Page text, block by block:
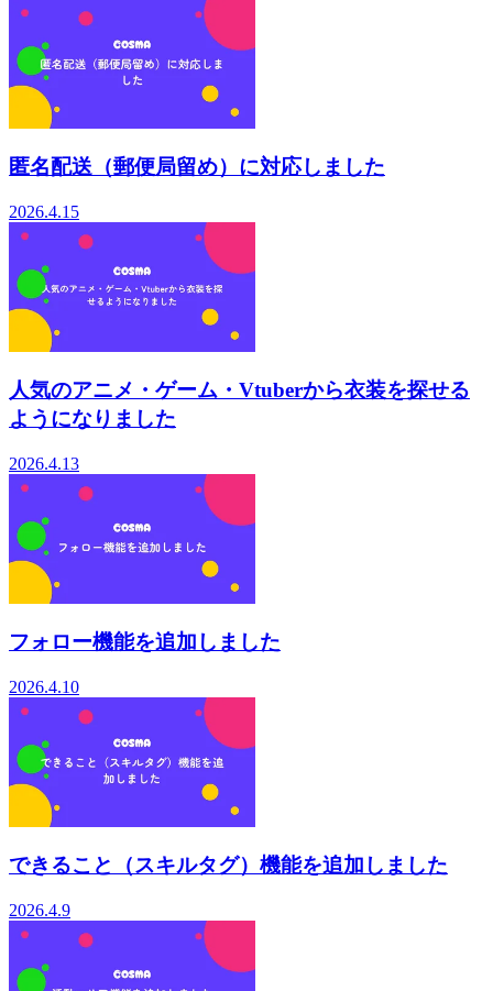
匿名配送（郵便局留め）に対応しました
2026.4.15
人気のアニメ・ゲーム・Vtuberから衣装を探せる
ようになりました
2026.4.13
フォロー機能を追加しました
2026.4.10
できること（スキルタグ）機能を追加しました
2026.4.9